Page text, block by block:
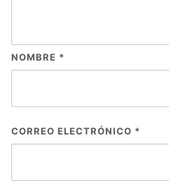
NOMBRE *
CORREO ELECTRÓNICO *